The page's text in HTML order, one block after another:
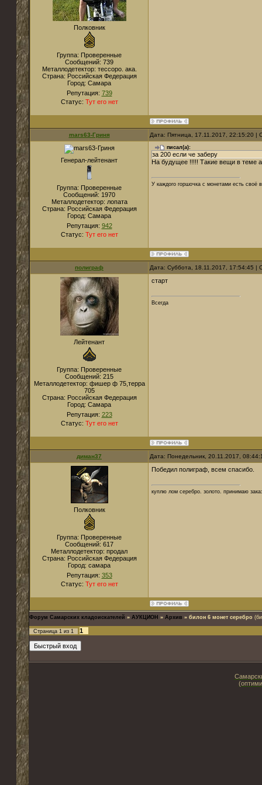
Полковник
Группа: Проверенные
Сообщений: 739
Металлодетектор: тессоро. ака.
Страна: Российская Федерация
Город: Самара
Репутация: 739
Статус: Тут его нет
mars63-Гриня Дата: Пятница, 17.11.2017, 22:15:20
Генерал-лейтенант
Группа: Проверенные
Сообщений: 1970
Металлодетектор: лопата
Страна: Российская Федерация
Город: Самара
Репутация: 942
Статус: Тут его нет
писал(а):
за 200 если че заберу
На будущее !!!!! Такие вещи в теме
У каждого горшочка с монетами есть своё
полиграф Дата: Суббота, 18.11.2017, 17:54:45
Лейтенант
Группа: Проверенные
Сообщений: 215
Металлодетектор: фишер ф 75,терра
705
Страна: Российская Федерация
Город: Самара
Репутация: 223
Статус: Тут его нет
старт
Всегда
диман37 Дата: Понедельник, 20.11.2017,
Полковник
Группа: Проверенные
Сообщений: 617
Металлодетектор: продал
Страна: Российская Федерация
Город: самара
Репутация: 353
Статус: Тут его нет
Победил полиграф, всем спасибо.
куплю лом серебро. золото. принимаю
Форум Самарских кладоискателей » АУКЦИОН » Архив » билон 6 монет серебро
Страница 1 из 1 1